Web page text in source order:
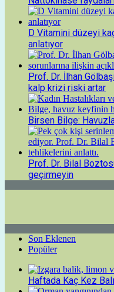
D Vitamini düzeyi
anlatıyor
Prof. Dr. İlhan
kalp krizi riski artar
Birsen Bilge:
Prof. Dr. Bilal
geçirmeyin
Son Eklenen
Popüler
Haftada Kaç Kez